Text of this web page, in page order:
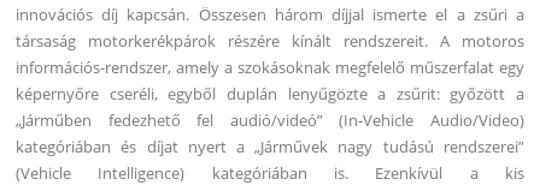
innovációs díj kapcsán. Összesen három díjjal ismerte el a zsűri a
társaság motorkerékpárok részére kínált rendszereit.A motoros
információs-rendszer, amely a szokásoknak megfelelő műszerfalat egy
képernyőre cseréli, egyből duplán lenyűgözte a zsűrit: győzött a
„Járműben fedezhető fel audió/videó” (In-Vehicle Audio/Video)
kategóriában és díjat nyert a „Járművek nagy tudású rendszerei”
(Vehicle Intelligence) kategóriában is. Ezenkívül a kis